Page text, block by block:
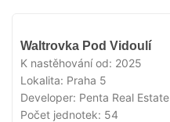
Waltrovka Pod Vidoulí
K nastěhování od: 2025
Lokalita: Praha 5
Developer: Penta Real Estate
Počet jednotek: 54